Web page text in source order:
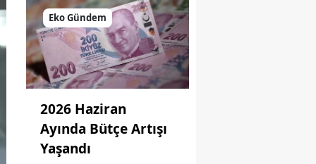
Eko Gündem
2026 Haziran
Ayında Bütçe Artışı
Yaşandı